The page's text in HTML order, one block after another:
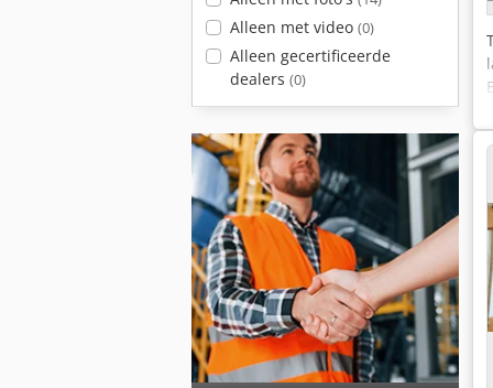
Alleen met video (0)
Alleen gecertificeerde
dealers (0)